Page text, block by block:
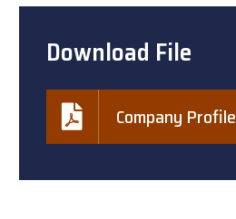
Download File
Company Profile